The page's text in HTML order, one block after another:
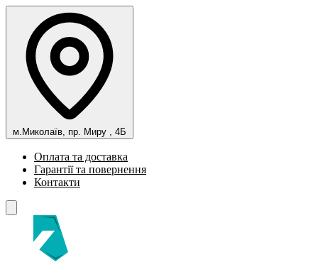
м.Миколаїв, пр. Миру , 4Б
Оплата та доставка
Гарантії та повернення
Контакти